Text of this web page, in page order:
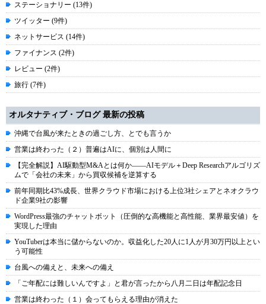
ステーショナリー (13件)
ツイッター (9件)
ネットサービス (14件)
ファイナンス (2件)
レビュー (2件)
旅行 (7件)
オルタナティブ・ブログ 最新の投稿
沖縄で台風が来たときの過ごし方、とでも言うか
営業は終わった（２）普遍はAIに、個別は人間に
【完全解説】AI駆動型M&Aとは何か――AIモデル＋Deep Researchアルゴリズ
ムで「会社の未来」から買収候補を逆算する
前年同期比43%成長、世界クラウド市場における上位3社シェアとネオクラウ
ド企業9社の影響
WordPress最強のチャットボット（圧倒的な高機能と高性能、業界最安値）を
実現した理由
YouTuberは本当に儲からないのか。収益化した20人に1人が月30万円以上とい
う可能性
台風への備えと、未来への備え
「ご年配には難しいんですよ」と君が言ったから八月二日は年配記念日
営業は終わった（１）会ってもらえる理由が消えた